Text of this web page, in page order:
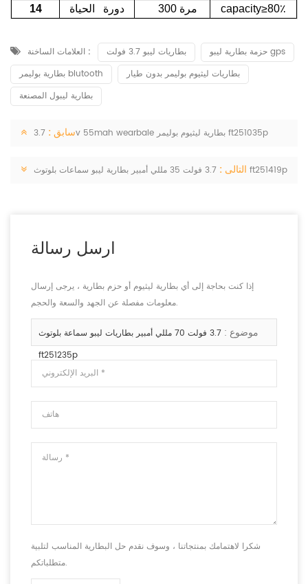
14
دورة الحياة 300 مرة capacity≥80٪
العلامات الساخنة : بطاريات ليبو 3.7 فولت
حزمة بطارية ليبو gps
بطارية بوليمر blutooth
بطاريات ليثيوم بوليمر بدون طيار
بطارية ليبول المصنعة
سابق : 3.7v 55mah wearbale بطارية ليثيوم بوليمر ft251035p
التالى : 3.7 فولت 35 مللي أمبير بطارية ليبو سماعات بلوتوث ft251419p
ارسل رسالة
إذا كنت بحاجة إلى أي بطارية ليثيوم أو حزم بطارية ، يرجى إرسال
معلومات مفصلة عن الجهد والسعة والحجم.
موضوع :
3.7 فولت 70 مللي أمبير بطاريات ليبو سماعة بلوتوث
ft251235p
شكرا لاهتمامك بمنتجاتنا ، وسوف نقدم حل البطارية المناسب لتلبية
متطلباتكم.